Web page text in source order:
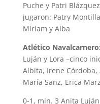
Puche y Patri
jugaron: Patry
Míriam y Alba
Atlético Navalcarnero:
Luján y Lora –cinco
Albita, Irene Córdoba,
María Sanz, Erica
0-1, min. 3 Anita Luján